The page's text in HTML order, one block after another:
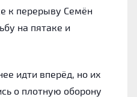
к перерыву Семён
на пятаке и
идти вперёд, но их
о плотную оборону